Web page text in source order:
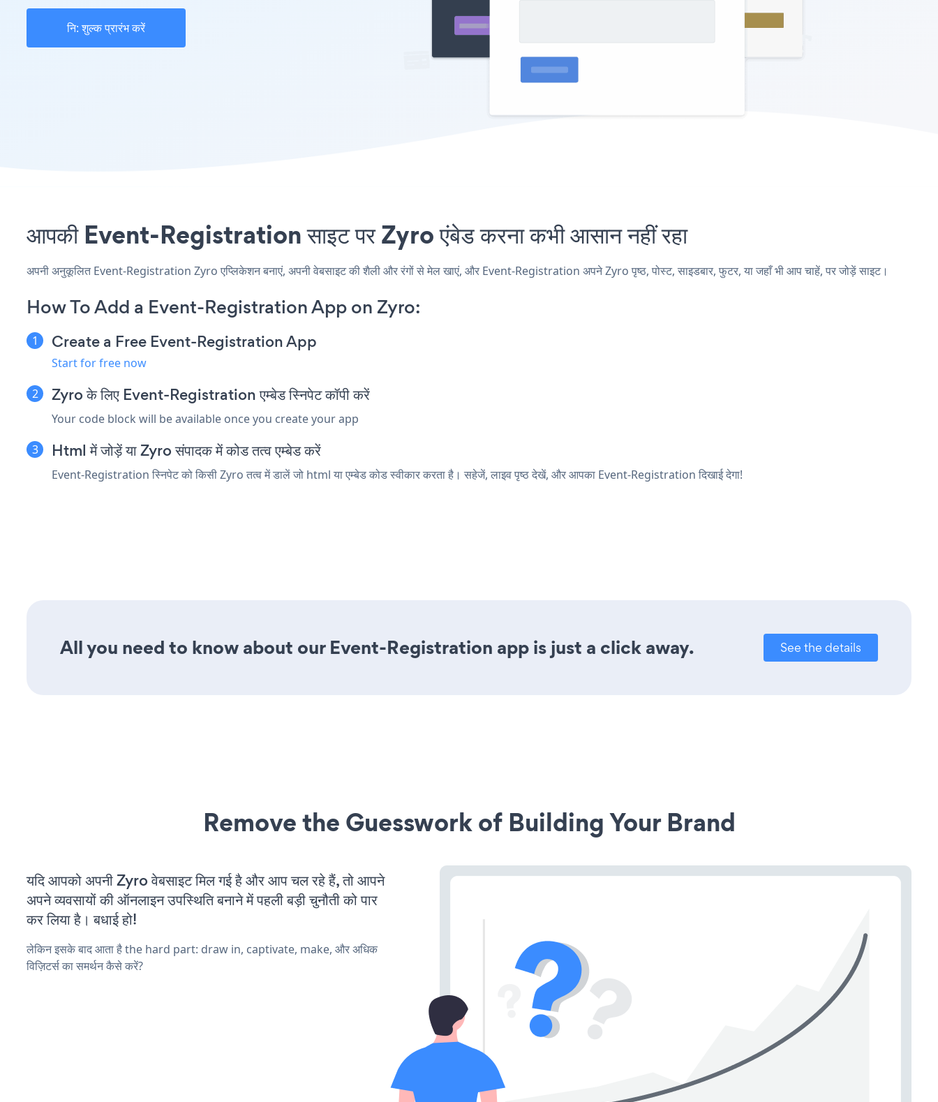
नि: शुल्क प्रारंभ करें
आपकी Event-Registration साइट पर Zyro एंबेड करना कभी आसान नहीं रहा
अपनी अनुकूलित Event-Registration Zyro एप्लिकेशन बनाएं, अपनी वेबसाइट की शैली और रंगों से मेल खाएं, और Event-Registration अपने Zyro पृष्ठ, पोस्ट, साइडबार, फुटर, या जहाँ भी आप चाहें, पर जोड़ें साइट।
How To Add a Event-Registration App on Zyro:
Create a Free Event-Registration App
Start for free now
Zyro के लिए Event-Registration एम्बेड स्निपेट कॉपी करें
Your code block will be available once you create your app
Html में जोड़ें या Zyro संपादक में कोड तत्व एम्बेड करें
Event-Registration स्निपेट को किसी Zyro तत्व में डालें जो html या एम्बेड कोड स्वीकार करता है। सहेजें, लाइव पृष्ठ देखें, और आपका Event-Registration दिखाई देगा!
All you need to know about our Event-Registration app is just a click away. See the details
Remove the Guesswork of Building Your Brand
यदि आपको अपनी Zyro वेबसाइट मिल गई है और आप चल रहे हैं, तो आपने
अपने व्यवसायों की ऑनलाइन उपस्थिति बनाने में पहली बड़ी चुनौती को पार
कर लिया है। बधाई हो!
लेकिन इसके बाद आता है the hard part: draw in, captivate, make, और अधिक
विज़िटर्स का समर्थन कैसे करें?